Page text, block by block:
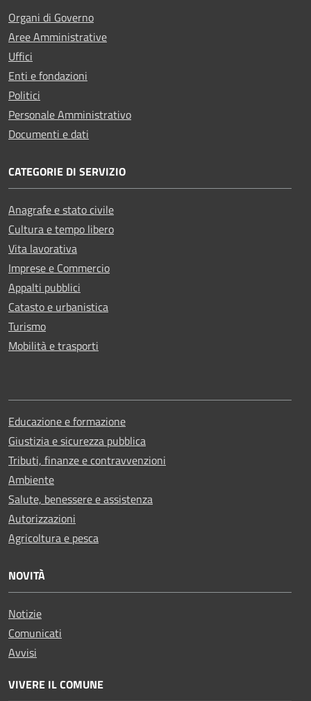
Organi di Governo
Aree Amministrative
Uffici
Enti e fondazioni
Politici
Personale Amministrativo
Documenti e dati
CATEGORIE DI SERVIZIO
Anagrafe e stato civile
Cultura e tempo libero
Vita lavorativa
Imprese e Commercio
Appalti pubblici
Catasto e urbanistica
Turismo
Mobilità e trasporti
Educazione e formazione
Giustizia e sicurezza pubblica
Tributi, finanze e contravvenzioni
Ambiente
Salute, benessere e assistenza
Autorizzazioni
Agricoltura e pesca
NOVITÀ
Notizie
Comunicati
Avvisi
VIVERE IL COMUNE